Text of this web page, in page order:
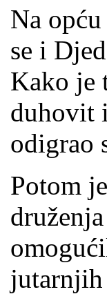
Na
se i
Kako je
duhovit
odigrao
Potom
jutarnjih